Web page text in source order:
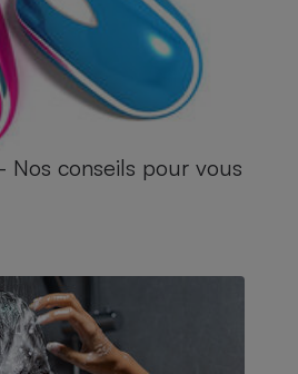
Nos conseils pour vous